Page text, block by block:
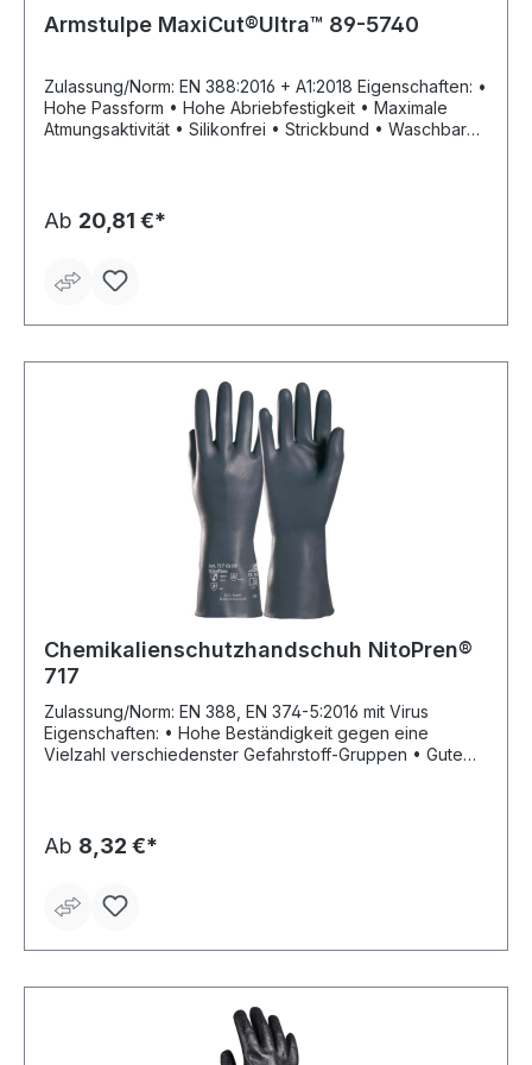
Armstulpe MaxiCut®Ultra™ 89-5740
Zulassung/Norm: EN 388:2016 + A1:2018 Eigenschaften: •
Hohe Passform • Hohe Abriebfestigkeit • Maximale
Atmungsaktivität • Silikonfrei • Strickbund • Waschbar
Schutz vor scharfen Kanten oder Gegenständen mit
hoher Schnittschutzanforderung Material: Träger aus
Ab 20,81 €*
Chemikalienschutzhandschuh NitoPren®
717
Zulassung/Norm: EN 388, EN 374-5:2016 mit Virus
Eigenschaften: • Hohe Beständigkeit gegen eine
Vielzahl verschiedenster Gefahrstoff-Gruppen • Gute
Velourisiert • AQL (EN 374): 0,65 Anwendungsbereiche:
Chemische Industrie, Pharmaindustrie,
Nitril, Chloropren Länge: 300–320 mm Stärke: 0,65 ± 0,1
Ab 8,32 €*